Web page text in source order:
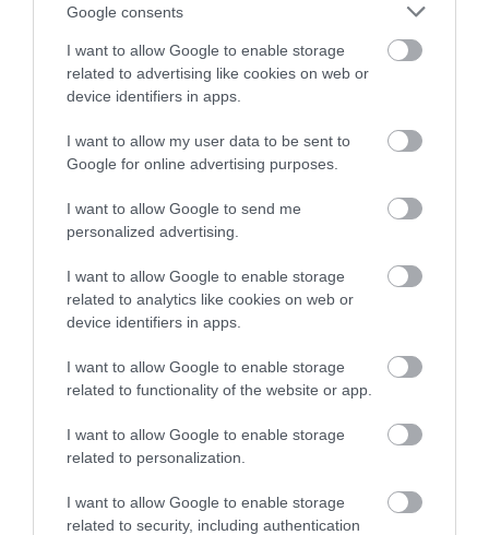
Google consents
I want to allow Google to enable storage
related to advertising like cookies on web or
device identifiers in apps.
I want to allow my user data to be sent to
Google for online advertising purposes.
I want to allow Google to send me
personalized advertising.
I want to allow Google to enable storage
related to analytics like cookies on web or
device identifiers in apps.
I want to allow Google to enable storage
related to functionality of the website or app.
I want to allow Google to enable storage
related to personalization.
I want to allow Google to enable storage
related to security, including authentication